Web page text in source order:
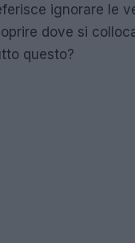
ignorare le
dove si
questo?